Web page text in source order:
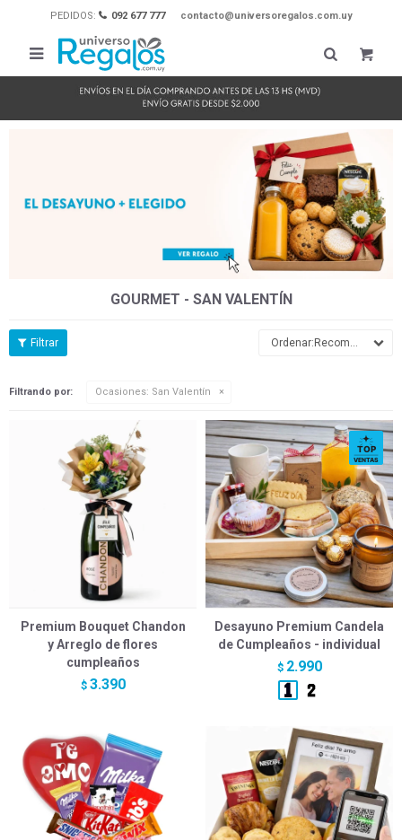
PEDIDOS: 092 677 777 contacto@universoregalos.com.uy

GOURMET - SAN VALENTÍN
Recomendados
Filtrando por: Ocasiones: San Valentín
Premium Bouquet Chandon
y Arreglo de flores
cumpleaños
$ 3.390
Desayuno Premium Candela
de Cumpleaños - individual
$ 2.990